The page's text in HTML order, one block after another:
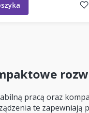
pracą oraz
te zapewniają